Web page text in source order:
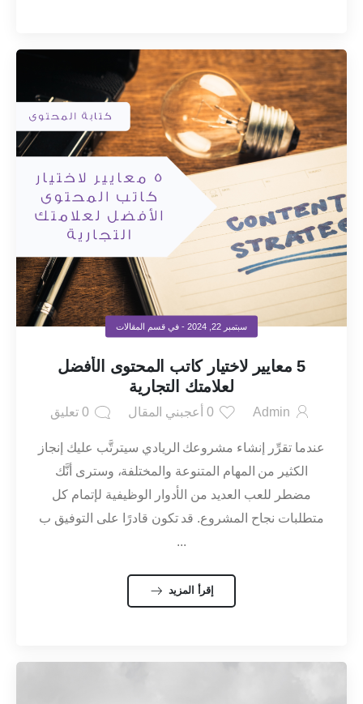
سبتمبر 22, 2024 - في قسم المقالات
5 معايير لاختيار كاتب المحتوى الأفضل
لعلامتك التجارية
Admin
0أعجبني المقال 0 تعليق
عندما تقرِّر إنشاء مشروعك الريادي سيترتَّب عليك إنجاز
الكثير من المهام المتنوعة والمختلفة، وسترى أنَّك
مضطر للعب العديد من الأدوار الوظيفية لإتمام كل
متطلبات نجاح المشروع. قد تكون قادرًا على التوفيق ب
...
إقرأ المزيد